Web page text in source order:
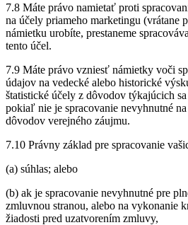
7.8 Máte právo namietať proti
na účely priameho marketingu (vrátane
námietku urobíte, prestaneme
tento účel.
7.9 Máte právo vzniesť námietky voči
údajov na vedecké alebo historické
štatistické účely z dôvodov týkajúcich
pokiaľ nie je spracovanie nevyhnutné
dôvodov verejného záujmu.
7.10 Právny základ pre spracovanie
(a) súhlas; alebo
(b) ak je spracovanie nevyhnutné pre
zmluvnou stranou, alebo na vykonanie
žiadosti pred uzatvorením zmluvy,